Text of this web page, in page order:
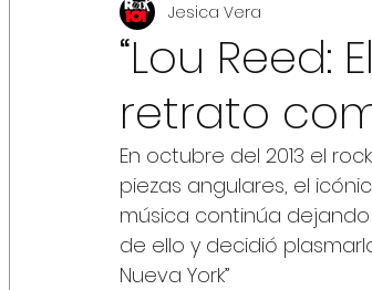
“Lou Reed:
retrato
Jesica Vera
En octubre del 2013 el
piezas angulares, el
música continúa dejando
de ello y decidió
Nueva York”